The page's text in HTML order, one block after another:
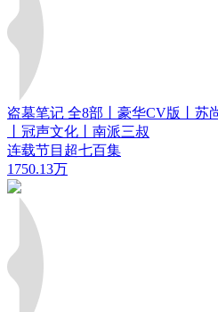
盗墓笔记 全8部丨豪华CV版丨苏
丨冠声文化丨南派三叔
连载节目超七百集
1750.13万